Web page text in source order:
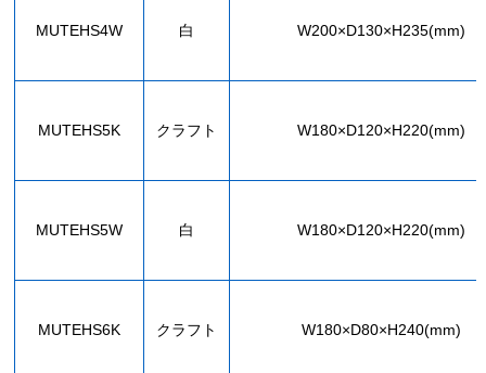
MUTEHS4W 白 W200×D130×H235(mm)
MUTEHS5K クラフト W180×D120×H220(mm)
MUTEHS5W 白 W180×D120×H220(mm)
MUTEHS6K クラフト W180×D80×H240(mm)